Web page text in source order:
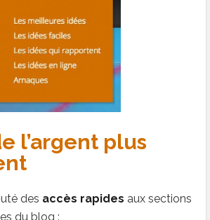
l’argent plus
des accès rapides aux sections
du blog :